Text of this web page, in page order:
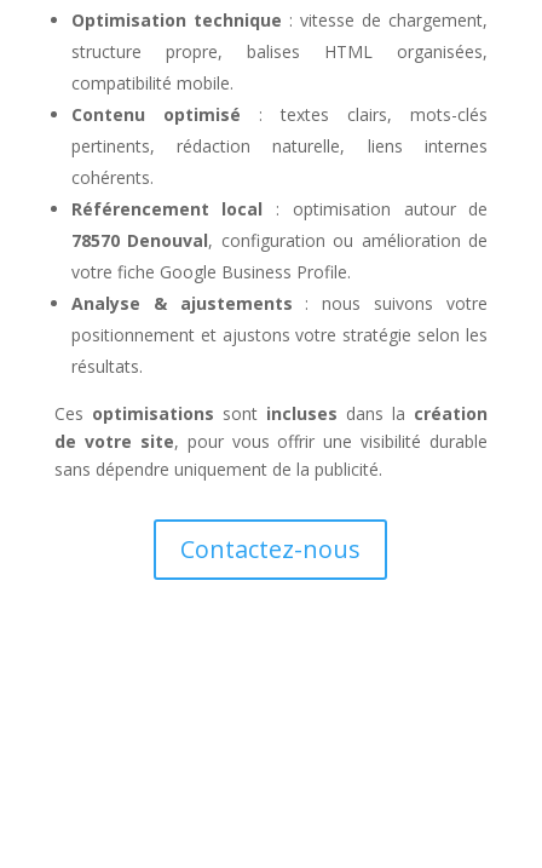
Optimisation technique : vitesse de chargement,
structure propre, balises HTML organisées,
compatibilité mobile.
Contenu optimisé : textes clairs, mots-clés
pertinents, rédaction naturelle, liens internes
cohérents.
Référencement local : optimisation autour de
78570 Denouval, configuration ou amélioration de
votre fiche Google Business Profile.
Analyse & ajustements : nous suivons votre
positionnement et ajustons votre stratégie selon les
résultats.
Ces optimisations sont incluses dans la création
de votre site, pour vous offrir une visibilité durable
sans dépendre uniquement de la publicité.
Contactez-nous